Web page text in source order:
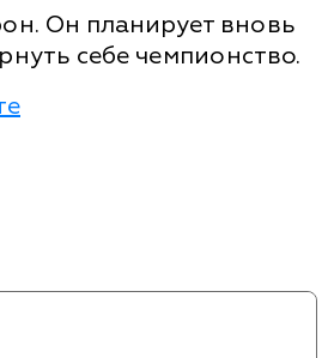
Он планирует вновь
себе чемпионство.